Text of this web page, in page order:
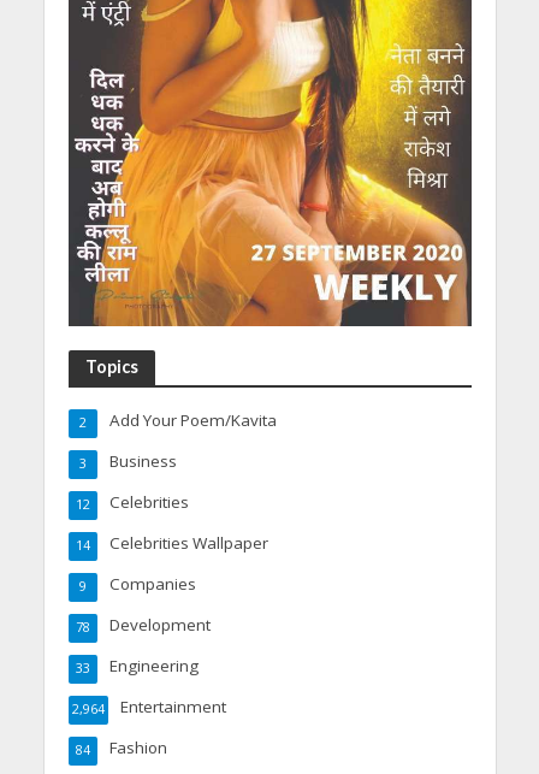
Topics
Add Your Poem/Kavita
2
Business
3
Celebrities
12
Celebrities Wallpaper
14
Companies
9
Development
78
Engineering
33
Entertainment
2,964
Fashion
84